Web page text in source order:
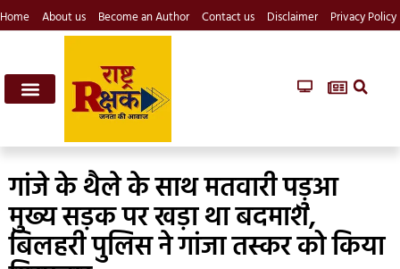
Home About us Become an Author Contact us Disclaimer Privacy Policy
गांजे के थैले के साथ मतवारी पड़ुआ
मुख्य सड़क पर खड़ा था बदमाश,
बिलहरी पुलिस ने गांजा तस्कर को किया